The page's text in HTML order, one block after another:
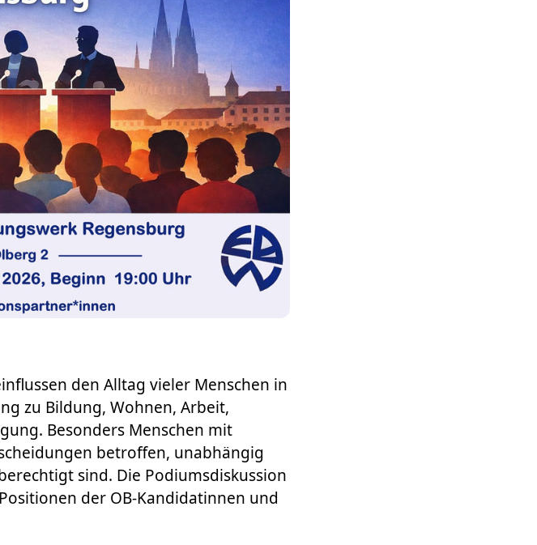
den Alltag vieler Menschen in
zu Bildung, Wohnen, Arbeit,
Besonders Menschen mit
betroffen, unabhängig
sind. Die Podiumsdiskussion
der OB-Kandidatinnen und